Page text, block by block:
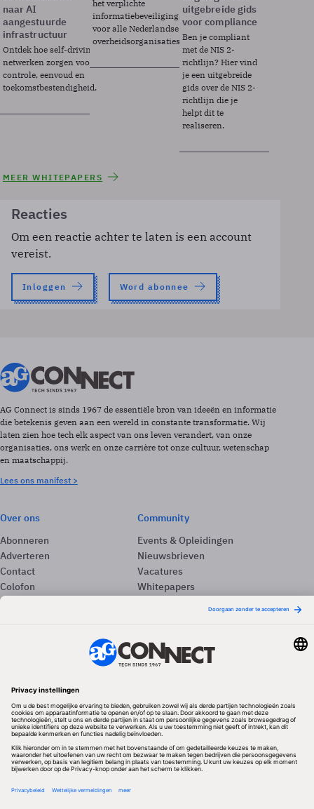
naar AI
aangestuurde
infrastructuur
Ontdek hoe self-driving
netwerken zorgen voor
controle, eenvoud en
toekomstbestendigheid.
het verplichte
informatiebeveiligingsframework
voor alle Nederlandse
overheidsorganisaties.
uitgebreide gids
voor compliance
Ben je compliant
met de NIS 2-
richtlijn? Hier vind
je een uitgebreide
gids over de NIS 2-
richtlijn die je
helpt dit te
realiseren.
MEER WHITEPAPERS
Reacties
Om een reactie achter te laten is een account
vereist.
Inloggen Word abonnee
AG Connect is sinds 1967 de essentiële bron van ideeën en informatie
die betekenis geven aan een wereld in constante transformatie. Wij
laten zien hoe tech elk aspect van ons leven verandert, van onze
organisaties, ons werk en onze carrière tot onze cultuur, wetenschap
en maatschappij.
Lees ons manifest >
Over ons
Abonneren
Adverteren
Contact
Colofon
Onze app
Community
Events & Opleidingen
Nieuwsbrieven
Vacatures
Whitepapers
Redactionele partner
Privacy & Cookies